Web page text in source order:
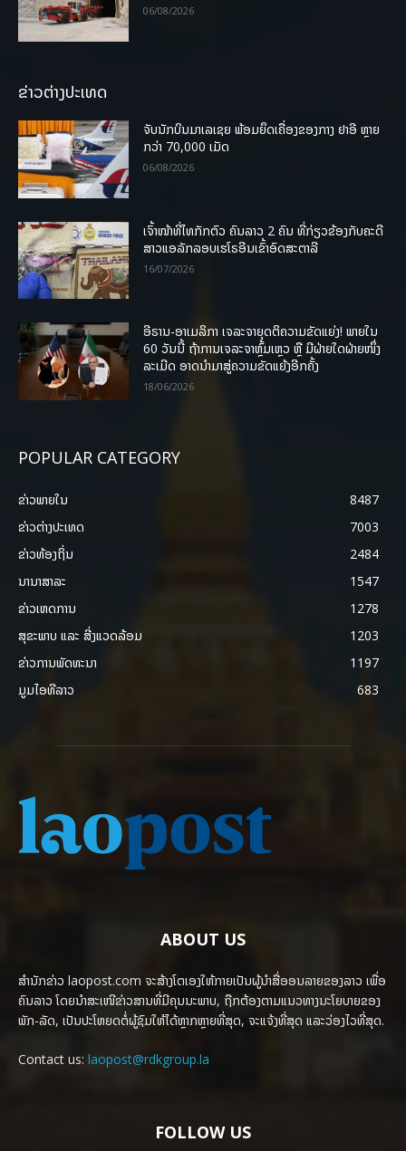
06/08/2026
ຂ່າວຕ່າງປະເທດ
ຈັບນັກບິນມາເລເຊຍ ພ້ອມຍຶດເຄື່ອງຂອງກາງ ຢາອີ ຫຼາຍ
ກວ່າ 70,000 ເມັດ
06/08/2026
ເຈົ້າໜ້າທີ່ໄທກັກຕົວ ຄົນລາວ 2 ຄົນ ທີ່ກ່ຽວຂ້ອງກັບຄະດີ
ສາວແອລັກລອບເຮໂຣອີນເຂົ້າອົດສະຕາລີ
16/07/2026
ອີຣານ-ອາເມລິກາ ເຈລະຈາຍຸດຕິຄວາມຂັດແຍ່ງ! ພາຍໃນ
60 ວັນນີ້ ຖ້າການເຈລະຈາຫຼົ້ມເຫຼວ ຫຼື ມີຝ່າຍໃດຝ່າຍໜຶ່ງ
ລະເມີດ ອາດນໍາມາສູ່ຄວາມຂັດແຍ້ງອີກຄັ້ງ
18/06/2026
POPULAR CATEGORY
ຂ່າວພາຍ​ໃນ
8487
ຂ່າວຕ່າງປະເທດ
7003
ຂ່າວທ້ອງຖິ່ນ
2484
ນານາສາລະ
1547
ຂ່າວເຫດການ
1278
ສຸຂະພາບ ແລະ ສີ່ງແວດລ້ອມ
1203
ຂ່າວການພັດທະນາ
1197
ມູມໄອທີລາວ
683
ABOUT US
ສຳນັກຂ່າວ laopost.com ຈະສ້າງໂຕເອງໃຫ້ກາຍເປັນຜູ້ນຳສື່ອອນລາຍຂອງລາວ ເພື່ອ
ຄົນລາວ ໂດຍນຳສະເໜີຂ່າວສານທີ່ມີຄຸນນະພາບ, ຖືກຕ້ອງຕາມແນວທາງນະໂຍບາຍຂອງ
ພັກ-ລັດ, ເປັນປະໂຫຍດຕໍ່ຜູ້ຊົມໃຫ້ໄດ້ຫຼາກຫຼາຍທີ່ສຸດ, ຈະແຈ້ງທີ່ສຸດ ແລະວ່ອງໄວທີ່ສຸດ.
Contact us: laopost@rdkgroup.la
FOLLOW US